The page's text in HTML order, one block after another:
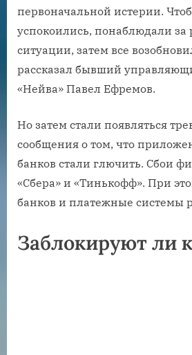
первоначальной истерии.
успокоились, понаблюдали за
ситуации, затем все
рассказал бывший
«Нейва» Павел Ефремов.
Но затем стали появляться
сообщения о том, что
банков стали глючить. Сбои
«Сбера» и «Тинькофф». При
банков и платежные системы
Заблокируют ли